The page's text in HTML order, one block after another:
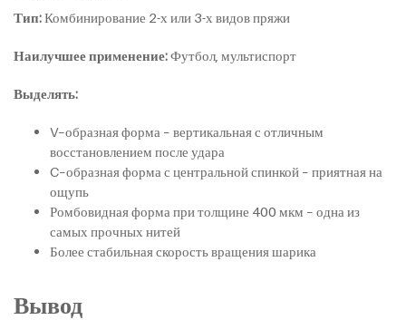
Тип:Комбинирование 2-х или 3-х видов пряжи
Наилучшее применение:Футбол, мультиспорт
Выделять:
V–образная форма – вертикальная с отличным
восстановлением после удара
C–образная форма с центральной спинкой – приятная на
ощупь
Ромбовидная форма при толщине 400 мкм – одна из
самых прочных нитей
Более стабильная скорость вращения шарика
Вывод